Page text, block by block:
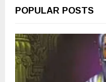
POPULAR POSTS